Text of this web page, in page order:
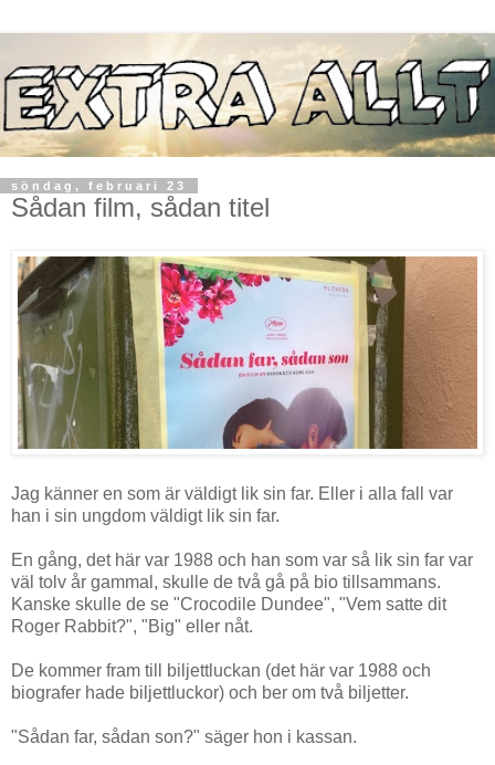
söndag, februari 23
Sådan film, sådan titel
Jag känner en som är väldigt lik sin far. Eller i alla fall var
han i sin ungdom väldigt lik sin far.
En gång, det här var 1988 och han som var så lik sin far var
väl tolv år gammal, skulle de två gå på bio tillsammans.
Kanske skulle de se "Crocodile Dundee", "Vem satte dit
Roger Rabbit?", "Big" eller nåt.
De kommer fram till biljettluckan (det här var 1988 och
biografer hade biljettluckor) och ber om två biljetter.
"Sådan far, sådan son?" säger hon i kassan.